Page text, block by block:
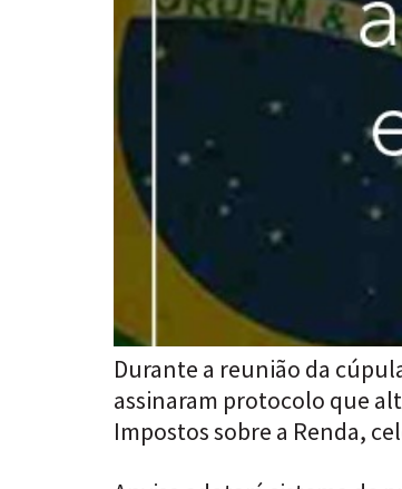
Durante a reunião da
assinaram protocolo que
Impostos sobre a Renda,